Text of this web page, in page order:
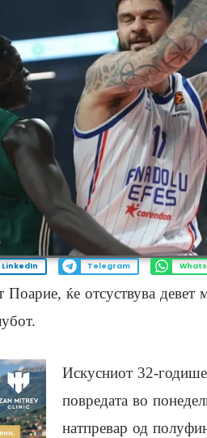
LinkedIn Telegram
ќе отсуствува девет
Искусниот 32-
повредата во
натпревар од